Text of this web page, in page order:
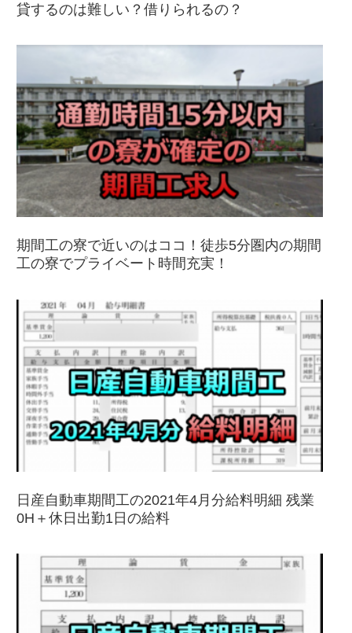
貸するのは難しい？借りられるの？
期間工の寮で近いのはココ！徒歩5分圏内の期間
工の寮でプライベート時間充実！
日産自動車期間工の2021年4月分給料明細 残業
0H＋休日出勤1日の給料